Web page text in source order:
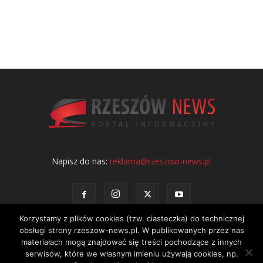
Napisz do nas:reklama@rzeszow-news.pl
Kontakt Polityka prywatności Regulamin portalu
Korzystamy z plików cookies (tzw. ciasteczka) do technicznej
obsługi strony rzeszow-news.pl. W publikowanych przez nas
materiałach mogą znajdować się treści pochodzące z innych
serwisów, które we własnym imieniu używają cookies, np.